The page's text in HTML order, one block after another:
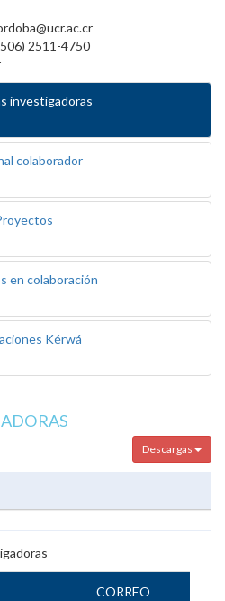
2511-4750
investigadoras
colaborador
en colaboración
Kérwá
Descargas
CORREO